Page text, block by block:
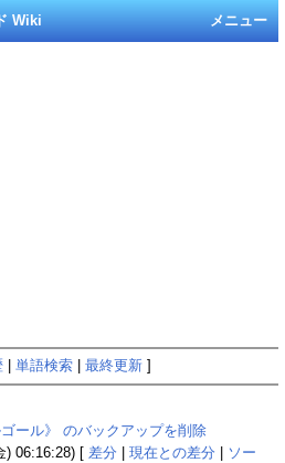
メニュー
Wiki
| 単語検索| 最終更新]
ゴール》 のバックアップを削除
) 06:16:28) [ 差分 現在との差分
ソー